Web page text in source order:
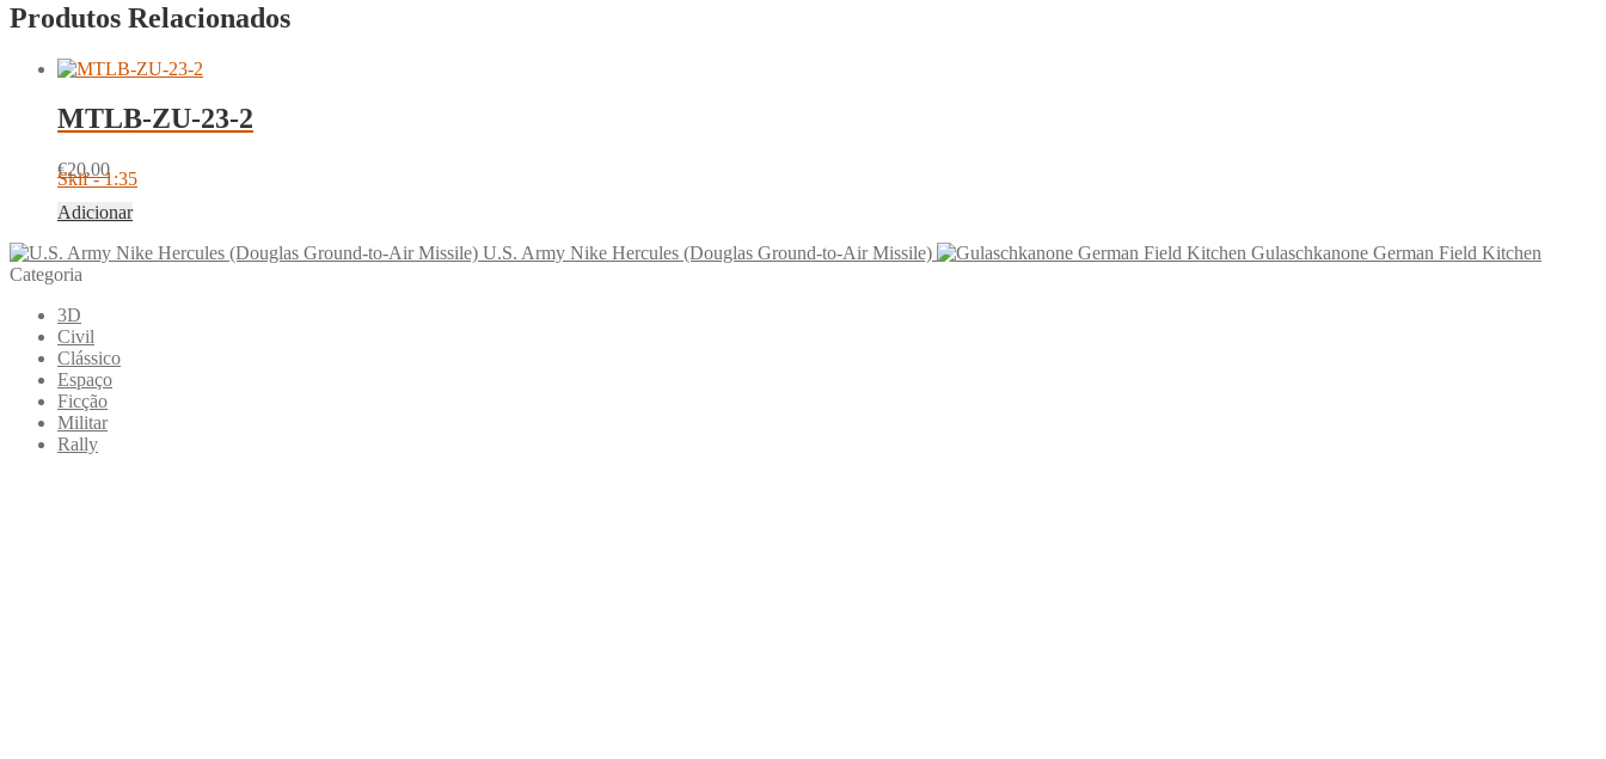
Produtos Relacionados
MTLB-ZU-23-2
€20.00
Skif - 1:35
Adicionar
U.S. Army Nike Hercules (Douglas Ground-to-Air Missile)
Gulaschkanone German Field Kitchen
Categoria
3D
Civil
Clássico
Espaço
Ficção
Militar
Rally